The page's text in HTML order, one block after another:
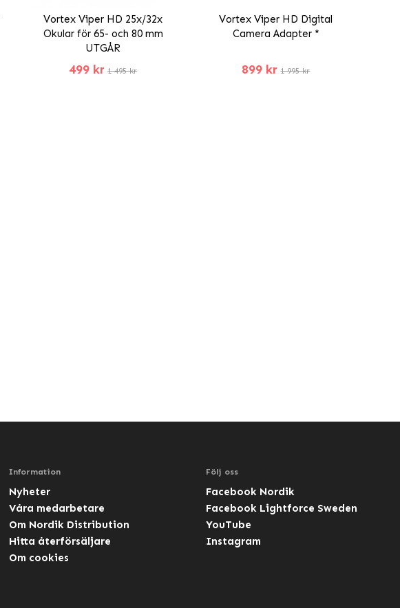
Vortex Viper HD 25x/32x
Okular för 65- och 80 mm
UTGÅR
499 kr 1 495 kr
Vortex Viper HD Digital
Camera Adapter *
899 kr 1 995 kr
Information
Nyheter
Våra medarbetare
Om Nordik Distribution
Hitta återförsäljare
Om cookies
Följ oss
Facebook Nordik
Facebook Lightforce Sweden
YouTube
Instagram